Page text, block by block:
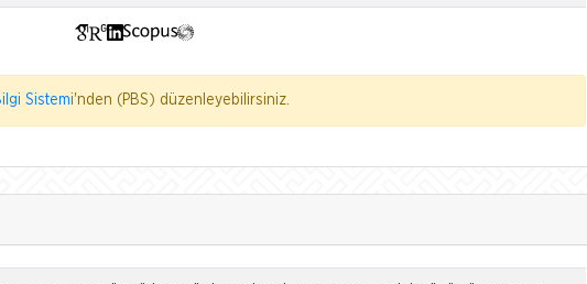
Sistemi'nden (PBS) düzenleyebilirsiniz.